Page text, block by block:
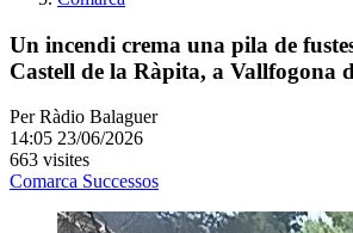
Un incendi crema una pila de
Castell de la Ràpita, a Vallfogona
Per Ràdio Balaguer
14:05 23/06/2026
663 visites
Comarca Successos